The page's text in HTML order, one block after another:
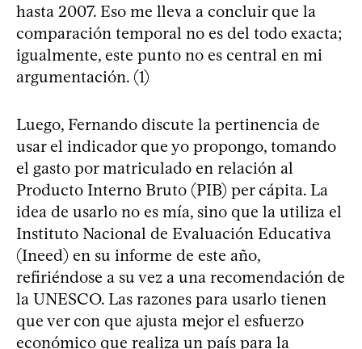
hasta 2007. Eso me lleva a concluir que la
comparación temporal no es del todo exacta;
igualmente, este punto no es central en mi
argumentación. (1)
Luego, Fernando discute la pertinencia de
usar el indicador que yo propongo, tomando
el gasto por matriculado en relación al
Producto Interno Bruto (PIB) per cápita. La
idea de usarlo no es mía, sino que la utiliza el
Instituto Nacional de Evaluación Educativa
(Ineed) en su informe de este año,
refiriéndose a su vez a una recomendación de
la UNESCO. Las razones para usarlo tienen
que ver con que ajusta mejor el esfuerzo
económico que realiza un país para la